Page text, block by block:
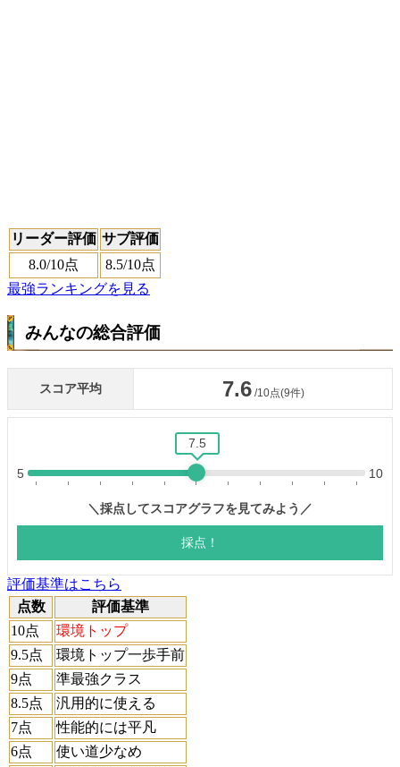
リーダー評価 サブ評価
8.0/10点 8.5/10点
最強ランキングを見る
みんなの総合評価
評価基準はこちら
点数
評価基準
10点
環境トップ
9.5点
環境トップ一歩手前
9点
準最強クラス
8.5点
汎用的に使える
7点
性能的には平凡
6点
使い道少なめ